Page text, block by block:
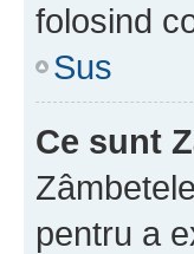
folosind
Sus
Ce sunt
pentru a